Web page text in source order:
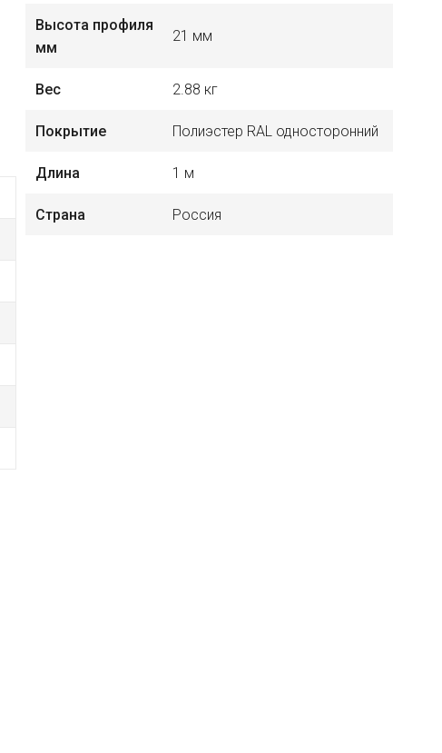
Высота профиля
мм
21 мм
Вес 2.88 кг
Покрытие Полиэстер RAL односторонний
Длина 1 м
Страна Россия